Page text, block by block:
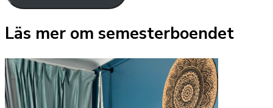
Läs mer om semesterboendet